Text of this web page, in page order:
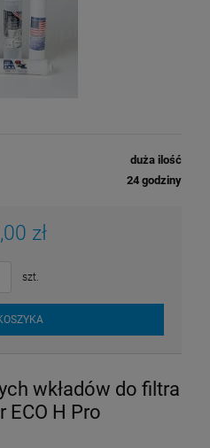
duża ilość
24 godziny
zł
szt.
wkładów do filtra
ECO H Pro